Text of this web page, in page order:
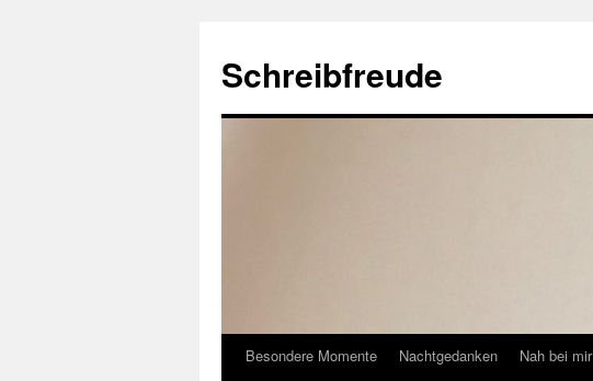
Schreibfreude
Besondere Momente Nachtgedanken Nah bei mir